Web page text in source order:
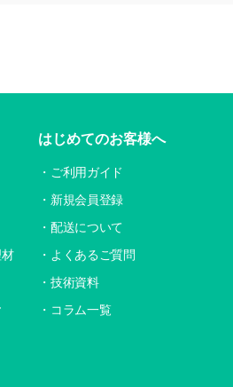
はじめてのお客様へ
ご利用ガイド
新規会員登録
配送について
よくあるご質問
技術資料
コラム一覧